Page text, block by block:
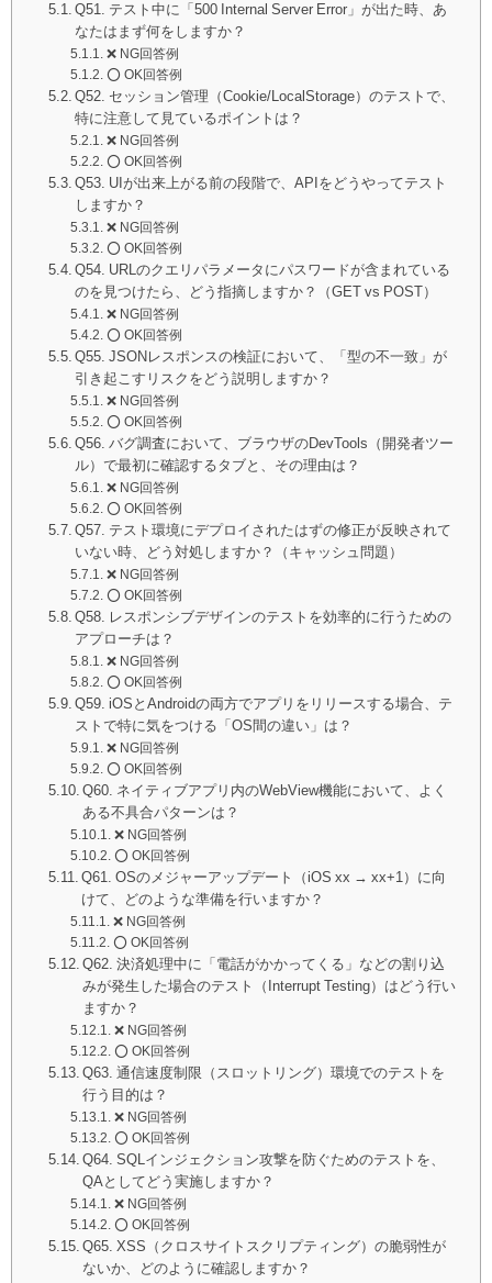
Q51. テスト中に「500 Internal Server Error」が出た時、あ
なたはまず何をしますか？
❌ NG回答例
⭕️ OK回答例
Q52. セッション管理（Cookie/LocalStorage）のテストで、
特に注意して見ているポイントは？
❌ NG回答例
⭕️ OK回答例
Q53. UIが出来上がる前の段階で、APIをどうやってテスト
しますか？
❌ NG回答例
⭕️ OK回答例
Q54. URLのクエリパラメータにパスワードが含まれている
のを見つけたら、どう指摘しますか？（GET vs POST）
❌ NG回答例
⭕️ OK回答例
Q55. JSONレスポンスの検証において、「型の不一致」が
引き起こすリスクをどう説明しますか？
❌ NG回答例
⭕️ OK回答例
Q56. バグ調査において、ブラウザのDevTools（開発者ツー
ル）で最初に確認するタブと、その理由は？
❌ NG回答例
⭕️ OK回答例
Q57. テスト環境にデプロイされたはずの修正が反映されて
いない時、どう対処しますか？（キャッシュ問題）
❌ NG回答例
⭕️ OK回答例
Q58. レスポンシブデザインのテストを効率的に行うための
アプローチは？
❌ NG回答例
⭕️ OK回答例
Q59. iOSとAndroidの両方でアプリをリリースする場合、テ
ストで特に気をつける「OS間の違い」は？
❌ NG回答例
⭕️ OK回答例
Q60. ネイティブアプリ内のWebView機能において、よく
ある不具合パターンは？
❌ NG回答例
⭕️ OK回答例
Q61. OSのメジャーアップデート（iOS xx → xx+1）に向
けて、どのような準備を行いますか？
❌ NG回答例
⭕️ OK回答例
Q62. 決済処理中に「電話がかかってくる」などの割り込
みが発生した場合のテスト（Interrupt Testing）はどう行い
ますか？
❌ NG回答例
⭕️ OK回答例
Q63. 通信速度制限（スロットリング）環境でのテストを
行う目的は？
❌ NG回答例
⭕️ OK回答例
Q64. SQLインジェクション攻撃を防ぐためのテストを、
QAとしてどう実施しますか？
❌ NG回答例
⭕️ OK回答例
Q65. XSS（クロスサイトスクリプティング）の脆弱性が
ないか、どのように確認しますか？